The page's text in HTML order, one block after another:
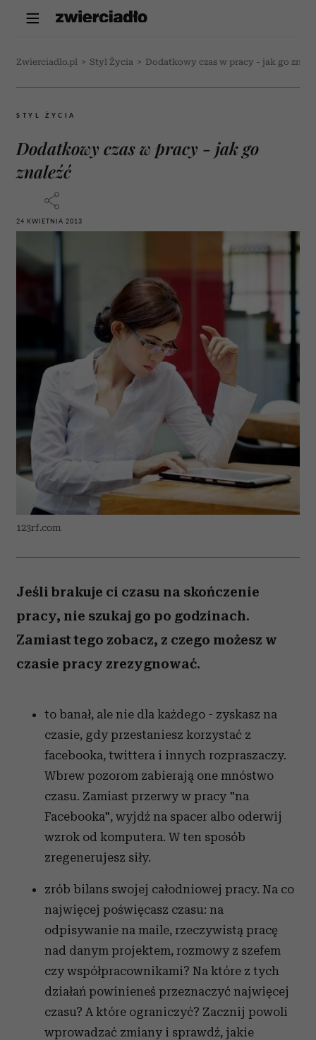
Zwierciadlo.pl > Styl Życia > Dodatkowy czas w pracy - jak go
STYL ŻYCIA
Dodatkowy czas w pracy - jak go
znaleźć
24 KWIETNIA 2013
123rf.com
Jeśli brakuje ci czasu na skończenie
pracy, nie szukaj go po godzinach.
Zamiast tego zobacz, z czego możesz w
czasie pracy zrezygnować.
to banał, ale nie dla każdego - zyskasz na
czasie, gdy przestaniesz korzystać z
facebooka, twittera i innych rozpraszaczy.
Wbrew pozorom zabierają one mnóstwo
czasu. Zamiast przerwy w pracy "na
Facebooka", wyjdź na spacer albo oderwij
wzrok od komputera. W ten sposób
zregenerujesz siły.
zrób bilans swojej całodniowej pracy. Na co
najwięcej poświęcasz czasu: na
odpisywanie na maile, rzeczywistą pracę
nad danym projektem, rozmowy z szefem
czy współpracownikami? Na które z tych
działań powinieneś przeznaczyć najwięcej
czasu? A które ograniczyć? Zacznij powoli
wprowadzać zmiany i sprawdź, jakie